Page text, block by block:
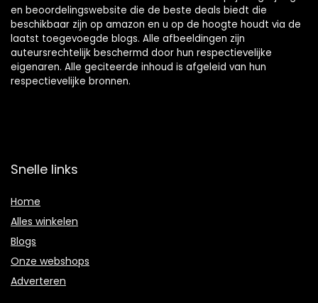
en beoordelingswebsite die de beste deals biedt die
beschikbaar zijn op amazon en u op de hoogte houdt via de
laatst toegevoegde blogs. Alle afbeeldingen zijn
auteursrechtelijk beschermd door hun respectievelijke
eigenaren. Alle geciteerde inhoud is afgeleid van hun
respectievelijke bronnen.
Snelle links
Home
Alles winkelen
Blogs
Onze webshops
Adverteren